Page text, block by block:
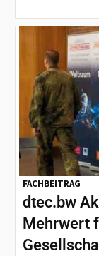
FACHBEITRAG
dtec.bw
Mehrwert